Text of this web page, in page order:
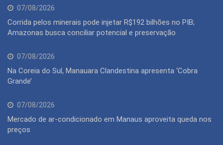
07/08/2026
Corrida pelos minerais pode injetar R$192 bilhões no PIB;
Amazonas busca conciliar potencial e preservação
07/08/2026
Na Coreia do Sul, Manauara Clandestina apresenta ‘Cobra
Grande’
07/08/2026
Mercado de ar-condicionado em Manaus aproveita queda nos
preços